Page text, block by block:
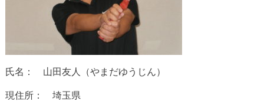
氏名： 山田友人（やまだゆうじん）
現住所： 埼玉県